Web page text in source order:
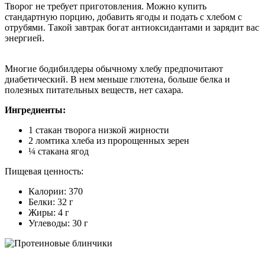
Творог не требует приготовления. Можно купить
стандартную порцию, добавить ягоды и подать с хлебом с
отрубями. Такой завтрак богат антиоксидантами и зарядит вас
энергией.
Многие бодибилдеры обычному хлебу предпочитают
диабетический. В нем меньше глютена, больше белка и
полезных питательных веществ, нет сахара.
Ингредиенты:
1 стакан творога низкой жирности
2 ломтика хлеба из пророщенных зерен
¼ стакана ягод
Пищевая ценность:
Калории: 370
Белки: 32 г
Жиры: 4 г
Углеводы: 30 г